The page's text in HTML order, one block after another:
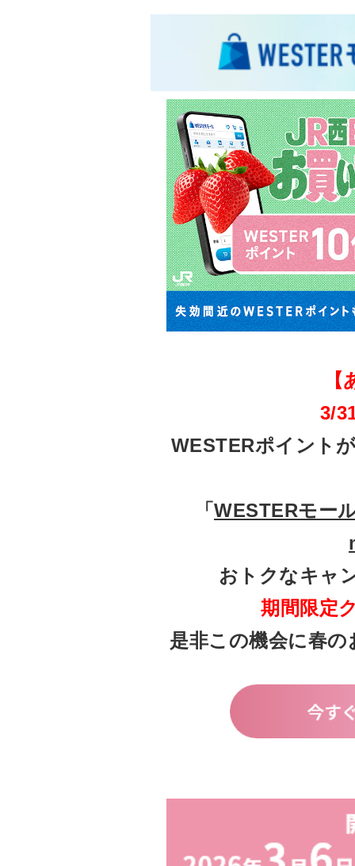
3/
WESTERポイント
「 WESTERモー
おトクなキャ
期間限定
是非この機会に春